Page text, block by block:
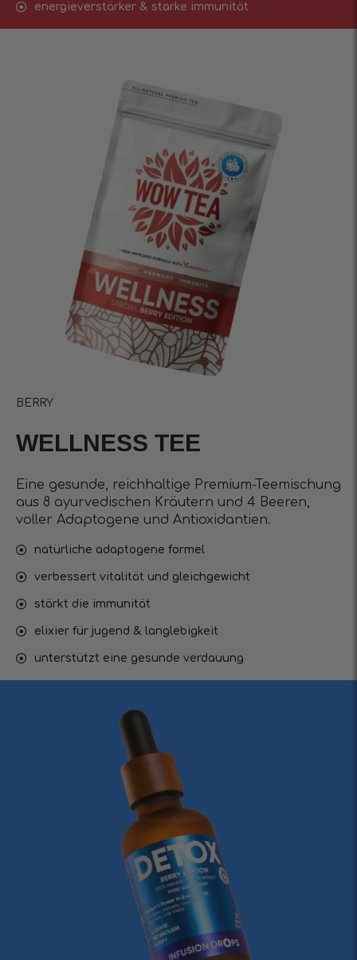
energieverstärker & starke immunität
BERRY
WELLNESS TEE
Eine gesunde, reichhaltige Premium-Teemischung
aus 8 ayurvedischen Kräutern und 4 Beeren,
voller Adaptogene und Antioxidantien.
natürliche adaptogene formel
verbessert vitalität und gleichgewicht
stärkt die immunität
elixier für jugend & langlebigkeit
unterstützt eine gesunde verdauung